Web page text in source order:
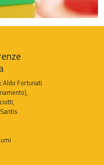
Aldo Fortunati